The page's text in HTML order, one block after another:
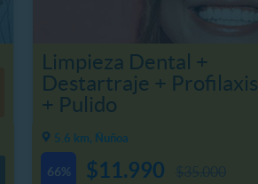
Limpieza Dental +
Destartraje + Profilaxis
+ Pulido
5.6 km, Ñuñoa
66% $11.990